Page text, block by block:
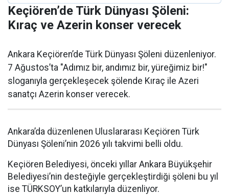
Keçiören’de Türk Dünyası Şöleni:
Kıraç ve Azerin konser verecek
Ankara Keçiören’de Türk Dünyası Şöleni düzenleniyor.
7 Ağustos’ta "Adımız bir, andımız bir, yüreğimiz bir!"
sloganıyla gerçekleşecek şölende Kıraç ile Azeri
sanatçı Azerin konser verecek.
Ankara’da düzenlenen Uluslararası Keçiören Türk
Dünyası Şöleni’nin 2026 yılı takvimi belli oldu.
Keçiören Belediyesi, önceki yıllar Ankara Büyükşehir
Belediyesi’nin desteğiyle gerçekleştirdiği şöleni bu yıl
ise TÜRKSOY’un katkılarıyla düzenliyor.